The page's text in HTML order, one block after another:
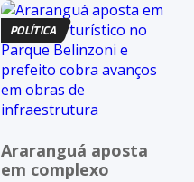
POLÍTICA
Araranguá aposta
em complexo